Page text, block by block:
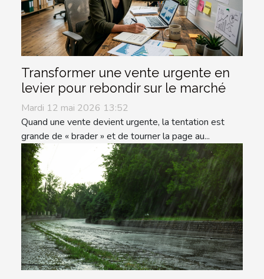
Transformer une vente urgente en
levier pour rebondir sur le marché
Mardi 12 mai 2026 13:52
Quand une vente devient urgente, la tentation est
grande de « brader » et de tourner la page au...